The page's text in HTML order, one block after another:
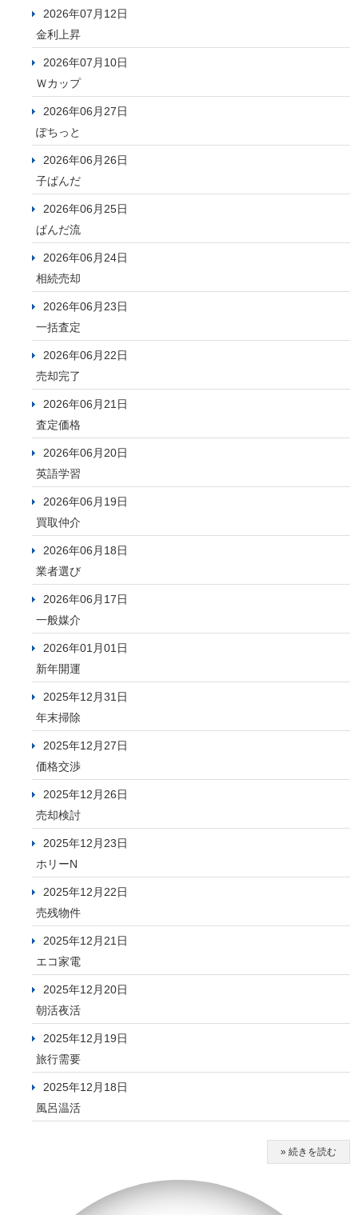
2026年07月12日
金利上昇
2026年07月10日
Ｗカップ
2026年06月27日
ぽちっと
2026年06月26日
子ぱんだ
2026年06月25日
ぱんだ流
2026年06月24日
相続売却
2026年06月23日
一括査定
2026年06月22日
売却完了
2026年06月21日
査定価格
2026年06月20日
英語学習
2026年06月19日
買取仲介
2026年06月18日
業者選び
2026年06月17日
一般媒介
2026年01月01日
新年開運
2025年12月31日
年末掃除
2025年12月27日
価格交渉
2025年12月26日
売却検討
2025年12月23日
ホリーN
2025年12月22日
売残物件
2025年12月21日
エコ家電
2025年12月20日
朝活夜活
2025年12月19日
旅行需要
2025年12月18日
風呂温活
» 続きを読む